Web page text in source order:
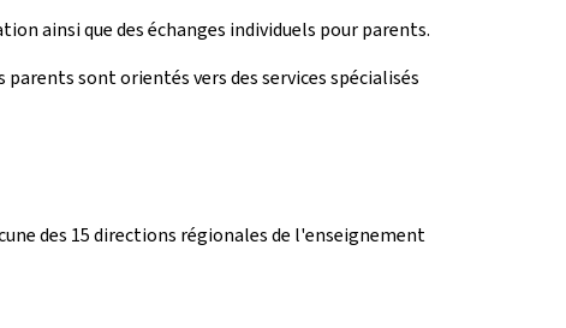
ainsi que des échanges individuels pour parents.
sont orientés vers des services spécialisés
des 15 directions régionales de l'enseignement